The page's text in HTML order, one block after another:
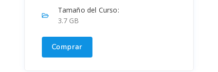
Tamaño del Curso:
3.7 GB
Comprar